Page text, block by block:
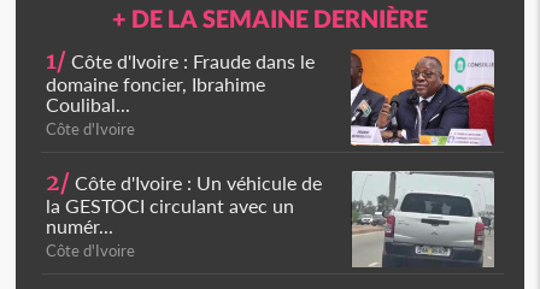
+ DE LA SEMAINE DERNIÈRE
1/ Côte d'Ivoire : Fraude dans le
domaine foncier, Ibrahime
Coulibal...
Côte d'Ivoire
2/ Côte d'Ivoire : Un véhicule de
la GESTOCI circulant avec un
numér...
Côte d'Ivoire